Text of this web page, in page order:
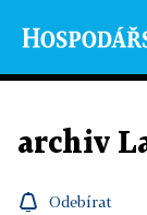
archiv
Odebírat